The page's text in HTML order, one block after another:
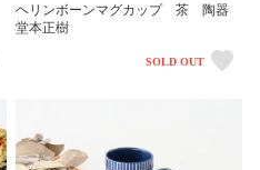
ヘリンボーンマグカップ 茶 陶器
堂本正樹
SOLD OUT